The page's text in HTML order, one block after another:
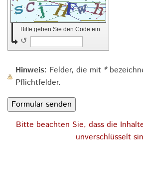
Bitte geben Sie den Code ein
↺
Hinweis : Felder, die mit *
Pflichtfelder.
Bitte beachten Sie, dass die
unverschlüsselt